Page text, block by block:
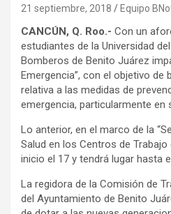
21 septiembre, 2018 Equipo
CANCÚN, Q. Roo.- Con un
estudiantes de la Universidad
Bomberos de Benito Juárez
Emergencia”, con el objetivo
relativa a las medidas de
emergencia, particularmente en
Lo anterior, en el marco de la
Salud en los Centros de Trabajo
inicio el 17 y tendrá lugar hasta
La regidora de la Comisión de
del Ayuntamiento de Benito